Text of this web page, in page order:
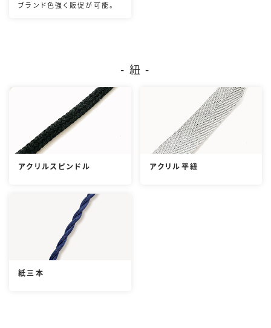
ブランド色強く販促が可能。
- 紐 -
アクリルスピンドル アクリル平紐
紙三本